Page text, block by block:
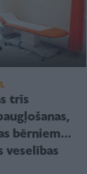
trīs
bērniem...
veselības